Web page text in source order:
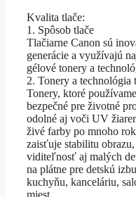
Kvalita tlače:
1. Spôsob tlače
Tlačiarne Canon sú
generácie a využívajú
gélové tonery a
2. Tonery a technológia
Tonery, ktoré
bezpečné pre životné
odolné aj voči UV
živé farby po mnoho
zaisťuje stabilitu
viditeľnosť aj malých
na plátne pre detskú
kuchyňu, kanceláriu,
miest.